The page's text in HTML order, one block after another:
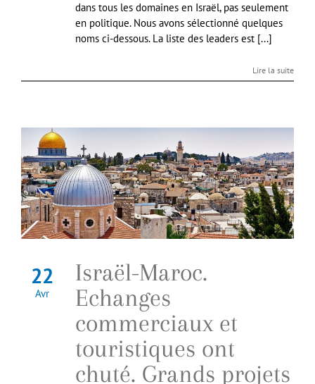
dans tous les domaines en Israël, pas seulement
en politique. Nous avons sélectionné quelques
noms ci-dessous. La liste des leaders est [...]
Lire la suite
22
Avr
Israël-Maroc.
Echanges
commerciaux et
touristiques ont
chuté. Grands projets